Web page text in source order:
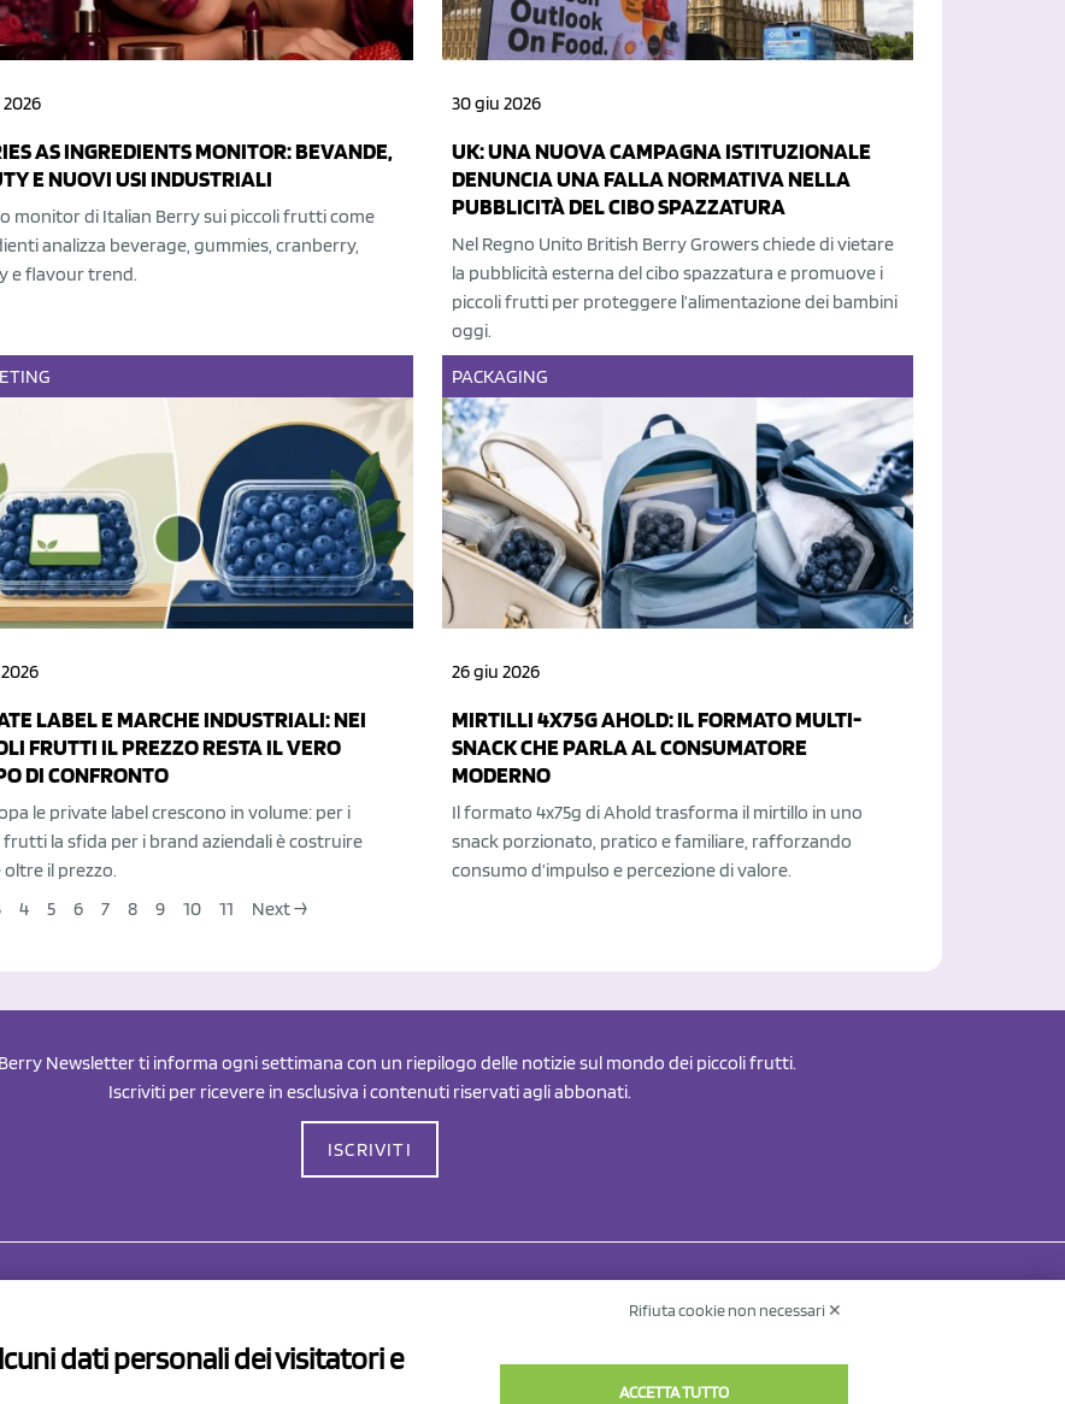
AS INGREDIENTS MONITOR: BEVANDE,
E NUOVI USI INDUSTRIALI
monitor di Italian Berry sui piccoli frutti come
analizza beverage, gummies, cranberry,
e flavour trend.
30 giu 2026
UK: UNA NUOVA CAMPAGNA ISTITUZIONALE
DENUNCIA UNA FALLA NORMATIVA NELLA
PUBBLICITÀ DEL CIBO SPAZZATURA
Nel Regno Unito British Berry Growers chiede di vietare
la pubblicità esterna del cibo spazzatura e promuove i
piccoli frutti per proteggere l’alimentazione dei bambini
oggi.
LABEL E MARCHE INDUSTRIALI: NEI
FRUTTI IL PREZZO RESTA IL VERO
DI CONFRONTO
le private label crescono in volume: per i
frutti la sfida per i brand aziendali è costruire
il prezzo.
PACKAGING
26 giu 2026
MIRTILLI 4X75G AHOLD: IL FORMATO MULTI-
SNACK CHE PARLA AL CONSUMATORE
MODERNO
Il formato 4x75g di Ahold trasforma il mirtillo in uno
snack porzionato, pratico e familiare, rafforzando
consumo d’impulso e percezione di valore.
4 5 6 7 8 9 10 11 Next →
Newsletter ti informa ogni settimana con un riepilogo delle notizie sul mondo dei piccoli frutti.
Iscriviti per ricevere in esclusiva i contenuti riservati agli abbonati.
ISCRIVITI
Sassuolo Vignola 315/1
REA: MO 208553
Contatti
Rifiuta cookie non necessari ✕
dati personali dei visitatori e
ACCETTA TUTTO